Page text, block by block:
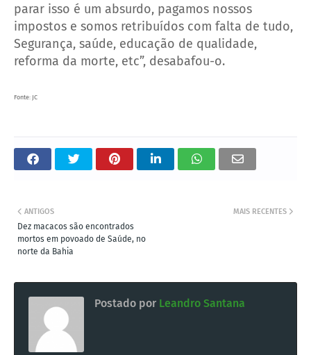
parar isso é um absurdo, pagamos nossos
impostos e somos retribuídos com falta de tudo,
Segurança, saúde, educação de qualidade,
reforma da morte, etc”, desabafou-o.
Fonte: JC
MAIS RECENTES
ANTIGOS
Dez macacos são encontrados
mortos em povoado de Saúde, no
norte da Bahia
Postado por Leandro Santana